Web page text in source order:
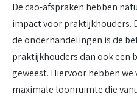
De cao-afspraken hebben
impact voor praktijkhouders.
de onderhandelingen is de
praktijkhouders dan ook een
geweest. Hiervoor hebben we
maximale loonruimte die